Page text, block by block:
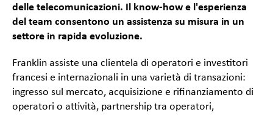
delle telecomunicazioni. Il know-how e l'esperienza
del team consentono un assistenza su misura in un
settore in rapida evoluzione.
Franklin assiste una clientela di operatori e investitori
francesi e internazionali in una varietà di transazioni:
ingresso sul mercato, acquisizione e rifinanziamento di
operatori o attività, partnership tra operatori,